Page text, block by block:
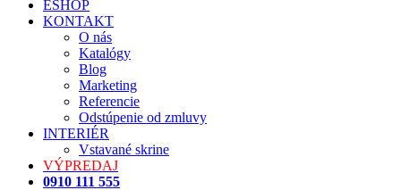
ESHOP
KONTAKT
O nás
Katalógy
Blog
Marketing
Referencie
Odstúpenie od zmluvy
INTERIÉR
Vstavané skrine
VÝPREDAJ
0910 111 555